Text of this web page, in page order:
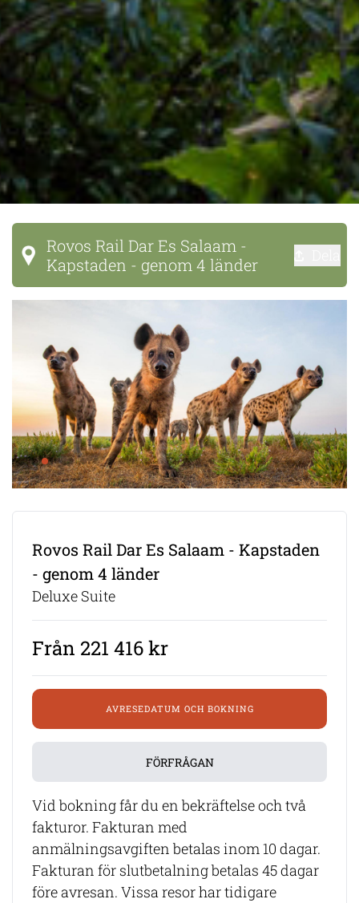
Rovos Rail Dar Es Salaam -
Kapstaden - genom 4 länder
Rovos Rail Dar Es Salaam - Kapstaden
- genom 4 länder
Deluxe Suite
Från 221 416 kr
AVRESEDATUM OCH BOKNING
FÖRFRÅGAN
Vid bokning får du en bekräftelse och två
fakturor. Fakturan med
anmälningsavgiften betalas inom 10 dagar.
Fakturan för slutbetalning betalas 45 dagar
före avresan. Vissa resor har tidigare